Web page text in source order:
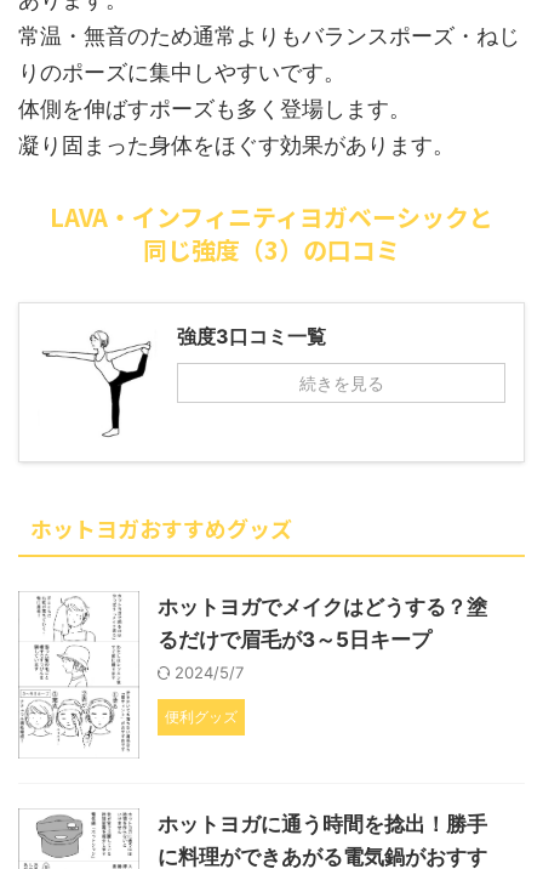
常温・無音のため通常よりもバランスポーズ・ねじ
りのポーズに集中しやすいです。
体側を伸ばすポーズも多く登場します。
凝り固まった身体をほぐす効果があります。
LAVA・インフィニティヨガベーシックと
同じ強度（3）の口コミ
強度3口コミ一覧
続きを見る
ホットヨガおすすめグッズ
ホットヨガでメイクはどうする？塗
るだけで眉毛が3～5日キープ
2024/5/7
便利グッズ
ホットヨガに通う時間を捻出！勝手
に料理ができあがる電気鍋がおすす